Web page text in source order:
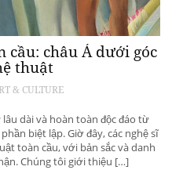
cầu: châu Á dưới góc
thuật
& CULTURE
dài và hoàn toàn độc đáo từ
biệt lập. Giờ đây, các nghệ sĩ
toàn cầu, với bản sắc và danh
Chúng tôi giới thiệu […]